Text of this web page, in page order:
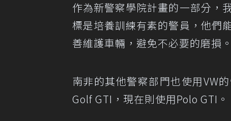
作為新警察學院計畫的一部分，
標是培養訓練有素的警員，他們
善維護車輛，避免不必要的磨損。
南非的其他警察部門也使用VW
Golf GTI，現在則使用Polo GTI。